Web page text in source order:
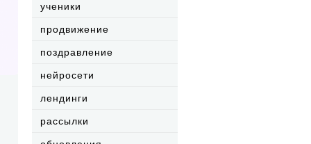
ученики
продвижение
поздравление
нейросети
лендинги
рассылки